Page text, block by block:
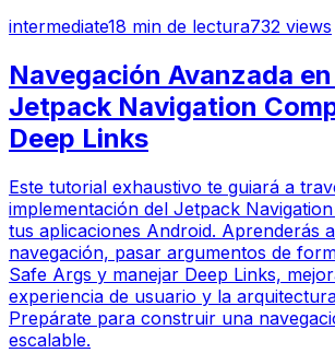
intermediate18 min de lectura732 views
Navegación Avanzada
Jetpack Navigation
Deep Links
Este tutorial exhaustivo te guiará a
implementación del Jetpack
tus aplicaciones Android. Aprenderás
navegación, pasar argumentos de
Safe Args y manejar Deep Links,
experiencia de usuario y la
Prepárate para construir una
escalable.